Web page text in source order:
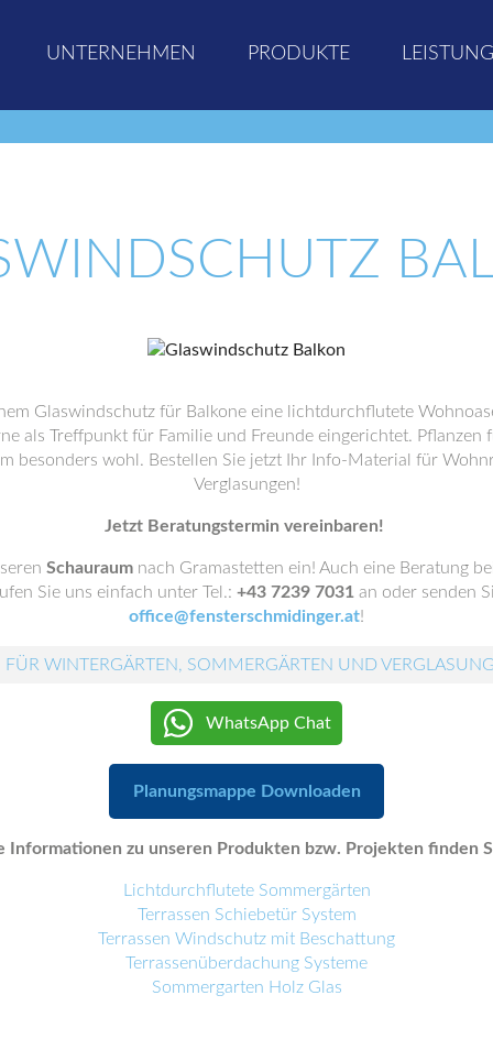
UNTERNEHMEN PRODUKTE
Glaswindschutz für Balkone eine lichtdurchflutete
als Treffpunkt für Familie und Freunde eingerichtet.
besonders wohl. Bestellen Sie jetzt Ihr Info-Material für
Verglasungen!
Jetzt Beratungstermin vereinbaren!
Schauraumnach Gramastetten ein! Auch eine Beratung
Sie uns einfach unter Tel.: +43 7239 7031 an oder senden
office@fensterschmidinger.at!
WINTERGÄRTEN, SOMMERGÄRTEN UND
WhatsApp Chat
Planungsmappe Downloaden
Informationen zu unseren Produkten bzw. Projekten finden
Lichtdurchflutete Sommergärten
Terrassen Schiebetür System
Terrassen Windschutz mit Beschattung
Terrassenüberdachung Systeme
Sommergarten Holz Glas